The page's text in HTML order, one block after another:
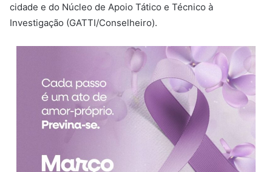
cidade e do Núcleo de Apoio Tático e Técnico à
Investigação (GATTI/Conselheiro).